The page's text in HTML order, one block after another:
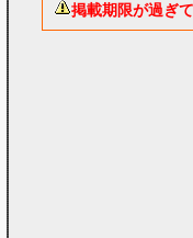
掲載期限が過ぎ